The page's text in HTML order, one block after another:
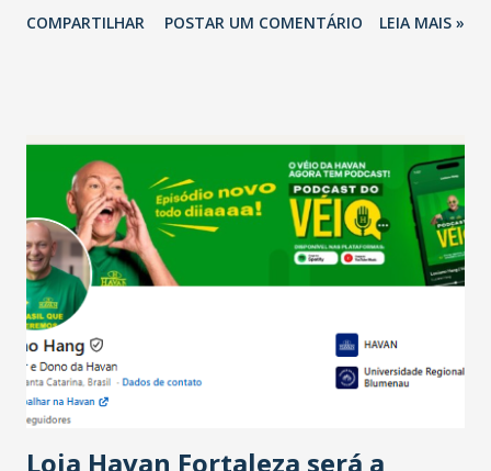
relação ao último trimestre deste ano, 56% também
confraternizações de fim de ano e pelo pagamento do 13º
Salário para um número maior de trabalhadores, já que o
país tem a menor taxa de desemprego dos anos recentes.
Ainda segundo a Pesquisa, em novembro de 2025, 40% dos
bares e restaurantes operaram com lucro e outros 40%
registraram equilíbrio financeiro. Já o percentual de
estabelecimentos no prejuízo ficou em 19%, pouco abaixo
do observado no mês anterior. Outros 1% não existiam em
novembro. Em relação a outubro, o faturamento também
cresceu. De acordo com a pesquisa, 44% dos n...
COMPARTILHAR POSTAR UM COMENTÁRIO LEIA MAIS »
Loja Havan Fortaleza será a